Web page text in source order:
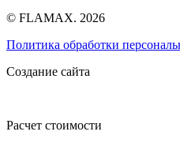
© FLAMAX. 2026
Политика обработки
Создание сайта
Расчет стоимости